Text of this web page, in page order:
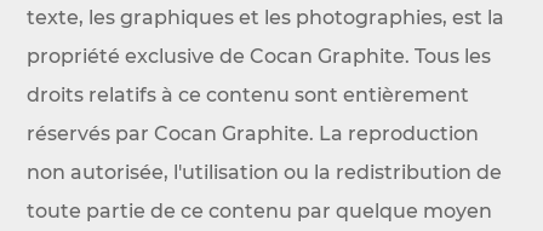
texte, les graphiques et les photographies, est la
propriété exclusive de Cocan Graphite. Tous les
droits relatifs à ce contenu sont entièrement
réservés par Cocan Graphite. La reproduction
non autorisée, l'utilisation ou la redistribution de
toute partie de ce contenu par quelque moyen